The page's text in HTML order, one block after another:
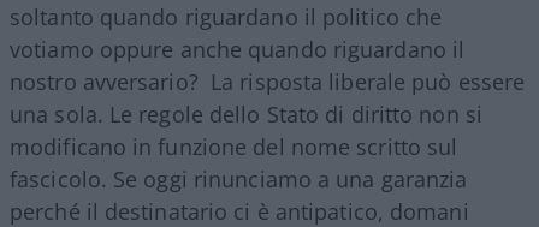
soltanto quando riguardano il politico che
votiamo oppure anche quando riguardano il
nostro avversario? La risposta liberale può essere
una sola. Le regole dello Stato di diritto non si
modificano in funzione del nome scritto sul
fascicolo. Se oggi rinunciamo a una garanzia
perché il destinatario ci è antipatico, domani